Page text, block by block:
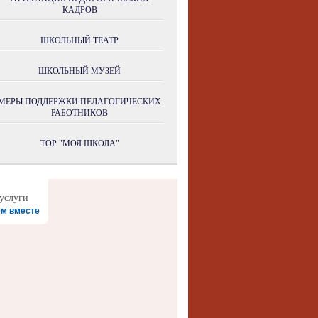
КАДРОВ
ШКОЛЬНЫЙ ТЕАТР
ШКОЛЬНЫЙ МУЗЕЙ
ПОДДЕРЖКИ ПЕДАГОГИЧЕСКИХ
РАБОТНИКОВ
ТОР "МОЯ ШКОЛА"
вместе